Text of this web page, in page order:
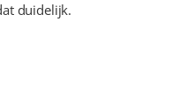
duidelijk.